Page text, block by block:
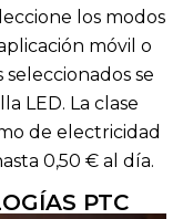
los modos
móvil o
se
LED. La clase
de electricidad
0,50 € al día.
PTC